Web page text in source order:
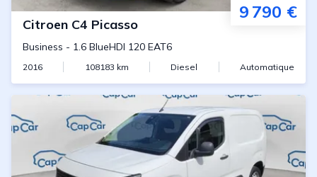
9 790 €
Citroen C4 Picasso
Business - 1.6 BlueHDI 120 EAT6
2016 108183 km Diesel Automatique